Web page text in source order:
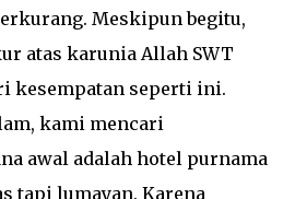
Meskipun begitu,
atas karunia Allah SWT
kesempatan seperti ini.
kami mencari
awal adalah hotel purnama
tapi lumayan. Karena